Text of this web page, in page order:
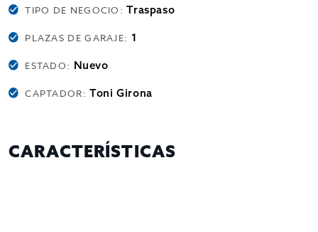
TIPO DE NEGOCIO:Traspaso
PLAZAS DE GARAJE: 1
ESTADO: Nuevo
CAPTADOR:Toni Girona
CARACTERÍSTICAS